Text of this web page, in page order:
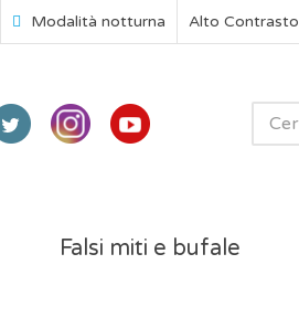
Modalità notturna Alto Contrasto
Falsi miti e bufale